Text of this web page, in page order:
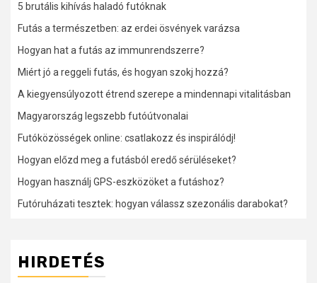
5 brutális kihívás haladó futóknak
Futás a természetben: az erdei ösvények varázsa
Hogyan hat a futás az immunrendszerre?
Miért jó a reggeli futás, és hogyan szokj hozzá?
A kiegyensúlyozott étrend szerepe a mindennapi vitalitásban
Magyarország legszebb futóútvonalai
Futóközösségek online: csatlakozz és inspirálódj!
Hogyan előzd meg a futásból eredő sérüléseket?
Hogyan használj GPS-eszközöket a futáshoz?
Futóruházati tesztek: hogyan válassz szezonális darabokat?
HIRDETÉS